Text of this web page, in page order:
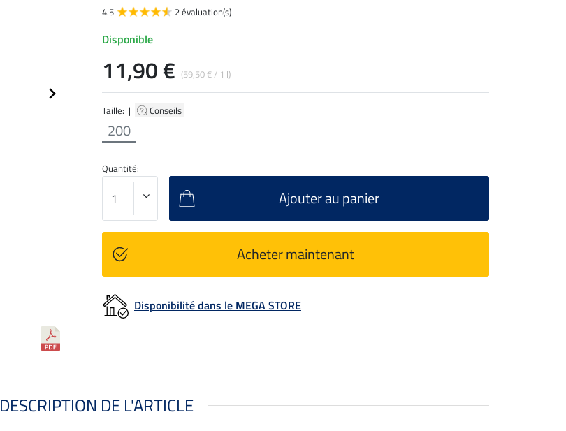
Taille: | Conseils
200
4.5
2 évaluation(s)
Disponible
11,90 € (59,50 € / 1 l)
Quantité:
Ajouter au panier
Acheter maintenant
Disponibilité dans le MEGA STORE
DESCRIPTION DE L'ARTICLE